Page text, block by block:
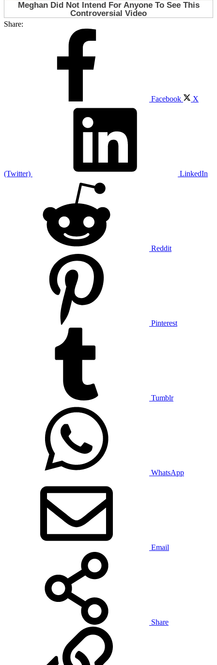
Share:
Facebook X
(Twitter) LinkedIn
Reddit
Pinterest
Tumblr
WhatsApp
Email
Share